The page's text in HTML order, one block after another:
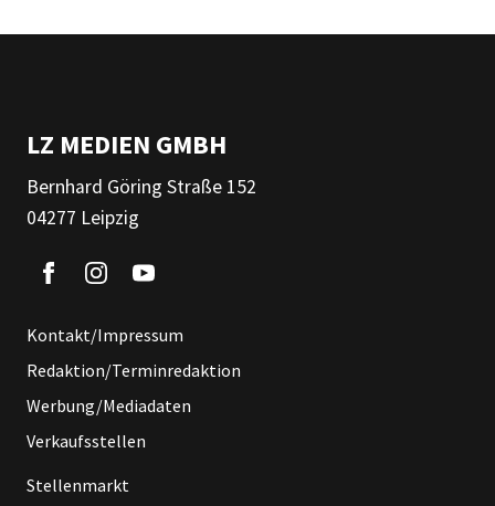
LZ MEDIEN GMBH
Bernhard Göring Straße 152
04277 Leipzig
Kontakt/Impressum
Redaktion/Terminredaktion
Werbung/Mediadaten
Verkaufsstellen
Stellenmarkt